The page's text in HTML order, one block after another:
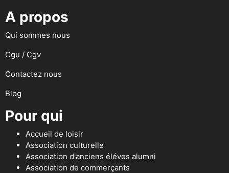
A propos
Qui sommes nous
Cgu / Cgv
Contactez nous
Blog
Pour qui
Accueil de loisir
Association culturelle
Association d'anciens éléves alumni
Association de commerçants